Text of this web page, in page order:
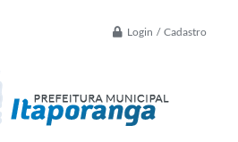
Login / Cadastro